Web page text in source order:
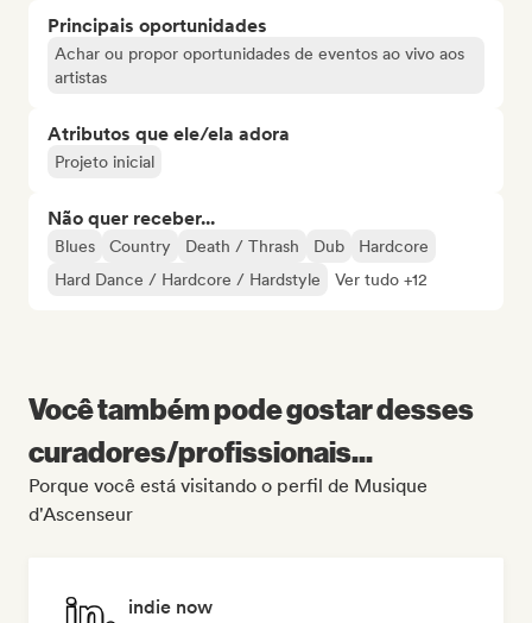
Principais oportunidades
Achar ou propor oportunidades de eventos ao vivo aos
artistas
Atributos que ele/ela adora
Projeto inicial
Não quer receber...
Blues Country Death / Thrash Dub
Hardcore
Hard Dance / Hardcore / Hardstyle
Ver tudo +12
Você também pode gostar desses
curadores/profissionais...
Porque você está visitando o perfil de Musique
d'Ascenseur
indie now